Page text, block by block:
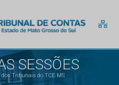
SESSÕES
dos Tribunais do TCE MS